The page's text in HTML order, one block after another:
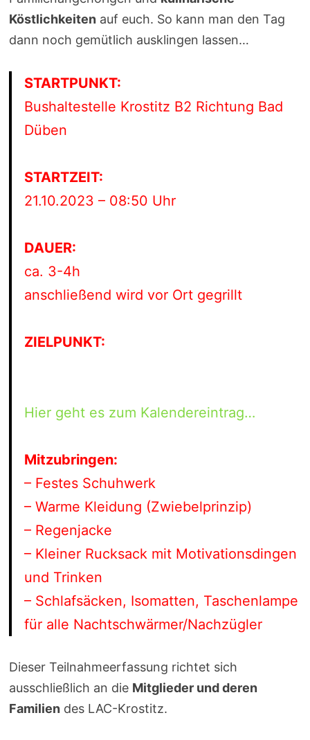
Köstlichkeiten auf euch. So kann man den Tag
dann noch gemütlich ausklingen lassen…
STARTPUNKT:
Bushaltestelle Krostitz B2 Richtung Bad
Düben
STARTZEIT:
21.10.2023 – 08:50 Uhr
DAUER:
ca. 3-4h
anschließend wird vor Ort gegrillt
ZIELPUNKT:
Hier geht es zum Kalendereintrag…
Mitzubringen:
– Festes Schuhwerk
– Warme Kleidung (Zwiebelprinzip)
– Regenjacke
– Kleiner Rucksack mit Motivationsdingen
und Trinken
– Schlafsäcken, Isomatten, Taschenlampe
für alle Nachtschwärmer/Nachzügler
Dieser Teilnahmeerfassung richtet sich
ausschließlich an die Mitglieder und deren
Familien des LAC-Krostitz.